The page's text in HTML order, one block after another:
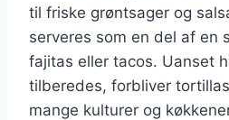
til friske grøntsager og
serveres som en del af en
fajitas eller tacos. Uanset
tilberedes, forbliver
mange kulturer og